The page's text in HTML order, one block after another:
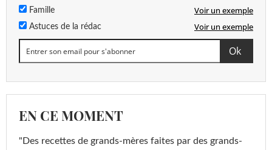
Famille Voir un exemple
Astuces de la rédac Voir un exemple
EN CE MOMENT
"Des recettes de grands-mères faites par des grands-